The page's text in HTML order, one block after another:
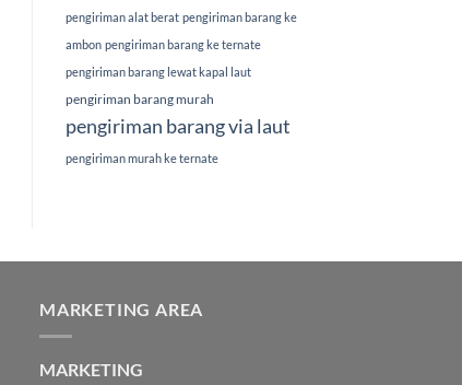
pengiriman alat berat pengiriman barang ke
ambon pengiriman barang ke ternate
pengiriman barang lewat kapal laut
pengiriman barang murah
pengiriman barang via laut
pengiriman murah ke ternate
MARKETING AREA
MARKETING